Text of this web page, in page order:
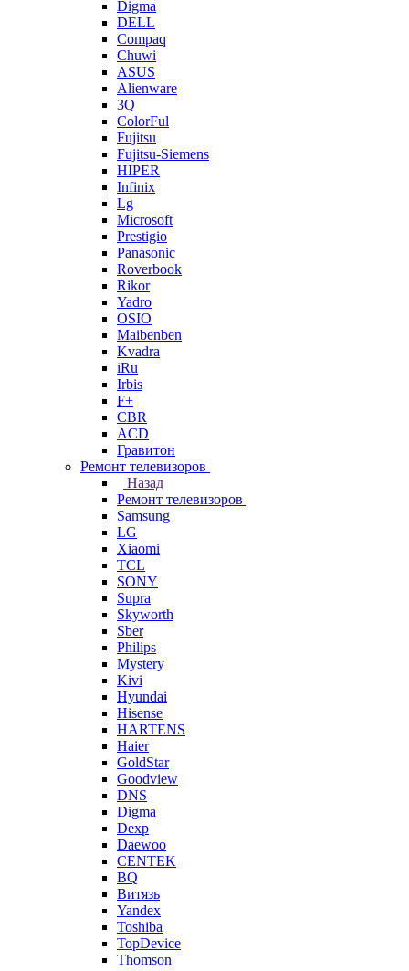
Digma
DELL
Compaq
Chuwi
ASUS
Alienware
3Q
ColorFul
Fujitsu
Fujitsu-Siemens
HIPER
Infinix
Lg
Microsoft
Prestigio
Panasonic
Roverbook
Rikor
Yadro
OSIO
Maibenben
Kvadra
iRu
Irbis
F+
CBR
ACD
Гравитон
Ремонт телевизоров
Назад
Ремонт телевизоров
Samsung
LG
Xiaomi
TCL
SONY
Supra
Skyworth
Sber
Philips
Mystery
Kivi
Hyundai
Hisense
HARTENS
Haier
GoldStar
Goodview
DNS
Digma
Dexp
Daewoo
CENTEK
BQ
Витязь
Yandex
Toshiba
TopDevice
Thomson